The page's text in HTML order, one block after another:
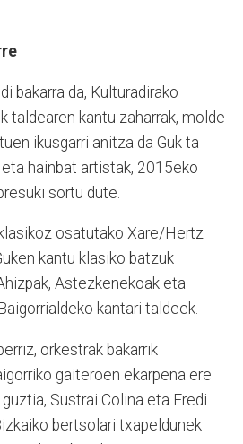
bakarra da, Kulturadirako
taldearen kantu zaharrak, molde
ikusgarri anitza da Guk ta
eta hainbat artistak, 2015eko
sortu dute.
osatutako Xare/Hertz
kantu klasiko batzuk
Astezkenekoak eta
kantari taldeek.
orkestrak bakarrik
gaiteroen ekarpena ere
Sustrai Colina eta Fredi
bertsolari txapeldunek